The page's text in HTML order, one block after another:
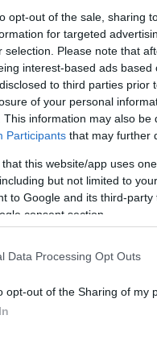
opt-out of the sale, sharing
for targeted
selection. Please note that
interest-based ads
to third parties
of your personal
This information may also
Participants that may further
that this website/app uses
but not limited to
to Google and its third-
consent section.
Data Processing Opt Outs
opt-out of the Sharing of my
célja a
amelyet a kihalt
lehet a
szerint a